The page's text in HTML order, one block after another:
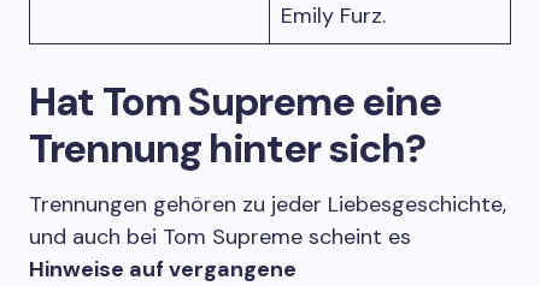
Emily Furz.
Hat Tom Supreme eine
Trennung hinter sich?
Trennungen gehören zu jeder Liebesgeschichte,
und auch bei Tom Supreme scheint es
Hinweise auf vergangene